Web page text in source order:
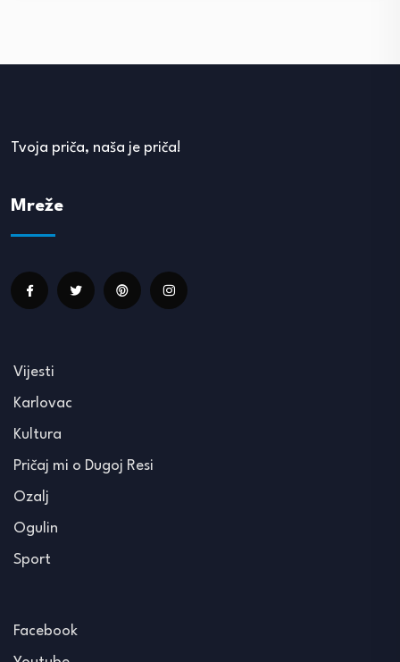
Tvoja priča, naša je priča!
Mreže
Vijesti
Karlovac
Kultura
Pričaj mi o Dugoj Resi
Ozalj
Ogulin
Sport
Facebook